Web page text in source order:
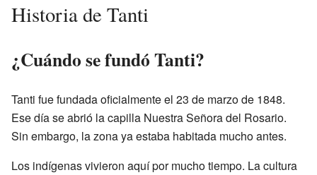
Historia de Tanti
¿Cuándo se fundó Tanti?
Tanti fue fundada oficialmente el 23 de marzo de 1848.
Ese día se abrió la capilla Nuestra Señora del Rosario.
Sin embargo, la zona ya estaba habitada mucho antes.
Los indígenas vivieron aquí por mucho tiempo. La cultura